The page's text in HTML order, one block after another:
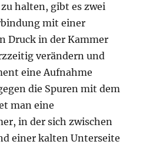
halten, gibt es zwei
mit einer
Druck in der Kammer
verändern und
eine Aufnahme
die Spuren mit dem
man eine
in der sich zwischen
einer kalten Unterseite